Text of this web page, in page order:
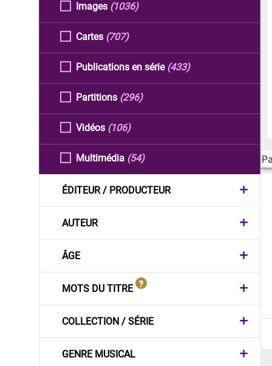
Images (1036)
Cartes (707)
Publications en série (433)
Partitions (296)
Vidéos (106)
Multimédia (54)
ÉDITEUR / PRODUCTEUR
AUTEUR
ÂGE
MOTS DU TITRE
COLLECTION / SÉRIE
GENRE MUSICAL